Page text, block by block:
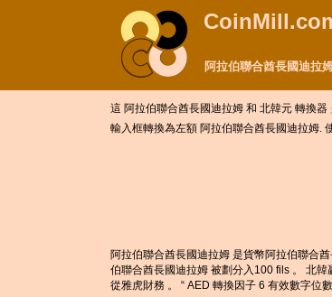
阿拉伯聯合酋長國迪拉
這 阿拉伯聯合酋長國迪拉姆 和 北韓元 轉換器
輸入框轉換為左額 阿拉伯聯合酋長國迪拉姆.
阿拉伯聯合酋長國迪拉姆 是貨幣阿拉伯聯合
伯聯合酋長國迪拉姆 被劃分入100 fils 。 北
從雅虎財務 。 “ AED 轉換因子 6 有效數字位